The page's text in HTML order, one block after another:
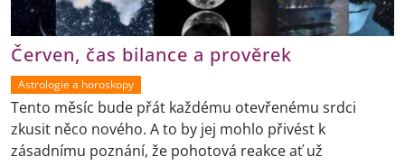
Červen, čas bilance a prověrek
Astrologie a horoskopy
Tento měsíc bude přát každému otevřenému srdci
zkusit něco nového. A to by jej mohlo přivést k
zásadnímu poznání, že pohotová reakce ať už